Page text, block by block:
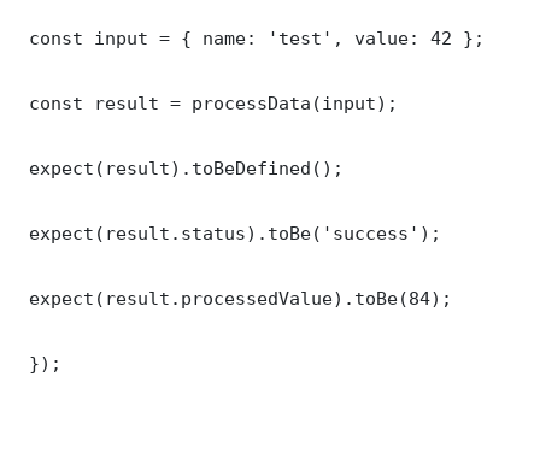
const input = { name: 'test', value: 42 };
const result = processData(input);
expect(result).toBeDefined();
expect(result.status).toBe('success');
expect(result.processedValue).toBe(84);
});